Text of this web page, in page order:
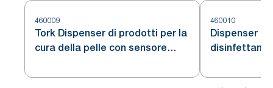
460009
Tork Dispenser di prodotti per la
cura della pelle con sensore
460010
Dispenser di
disinfettante